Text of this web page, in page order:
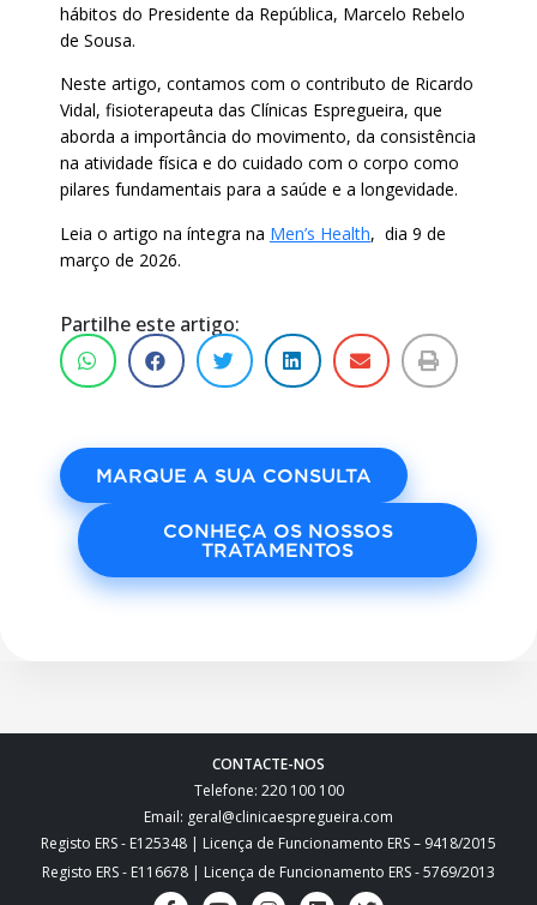
hábitos do Presidente da República, Marcelo Rebelo
de Sousa.
Neste artigo, contamos com o contributo de Ricardo
Vidal, fisioterapeuta das Clínicas Espregueira, que
aborda a importância do movimento, da consistência
na atividade física e do cuidado com o corpo como
pilares fundamentais para a saúde e a longevidade.
Leia o artigo na íntegra na Men’s Health, dia 9 de
março de 2026.
Partilhe este artigo:
MARQUE A SUA CONSULTA
CONHEÇA OS NOSSOS
TRATAMENTOS
CONTACTE-NOS
Telefone: 220 100 100
Email: geral@clinicaespregueira.com
Registo ERS - E125348 | Licença de Funcionamento ERS – 9418/2015
Registo ERS - E116678 | Licença de Funcionamento ERS - 5769/2013